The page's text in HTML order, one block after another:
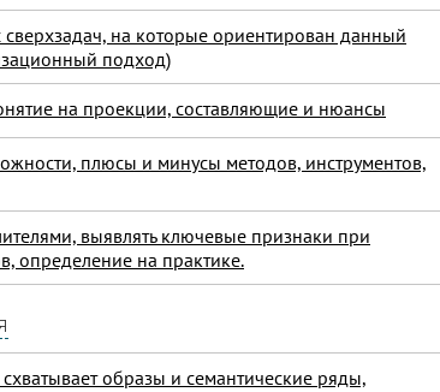
сверхзадач, на которые ориентирован данный
подход)
на проекции, составляющие и нюансы
плюсы и минусы методов, инструментов,
выявлять ключевые признаки при
определение на практике.
образы и семантические ряды,